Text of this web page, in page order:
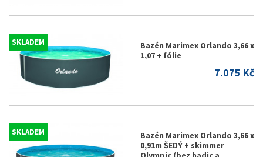
SKLADEM
Bazén Marimex Orlando 3,66 x
1,07 + fólie
7.075 Kč
SKLADEM
Bazén Marimex Orlando 3,66 x
0,91m ŠEDÝ + skimmer